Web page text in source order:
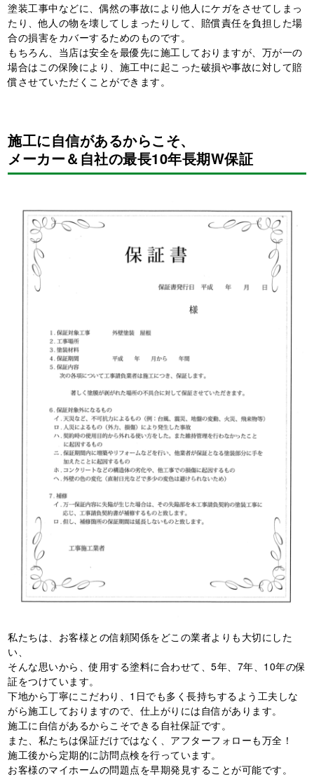
塗装工事中などに、偶然の事故により他人にケガをさせてしまっ
たり、他人の物を壊してしまったりして、賠償責任を負担した場
合の損害をカバーするためのものです。
もちろん、当店は安全を最優先に施工しておりますが、万が一の
場合はこの保険により、施工中に起こった破損や事故に対して賠
償させていただくことができます。
施工に自信があるからこそ、
メーカー＆自社の最長10年長期W保証
私たちは、お客様との信頼関係をどこの業者よりも大切にした
い、
そんな思いから、使用する塗料に合わせて、5年、7年、10年の保
証をつけています。
下地から丁寧にこだわり、1日でも多く長持ちするよう工夫しな
がら施工しておりますので、仕上がりには自信があります。
施工に自信があるからこそできる自社保証です。
また、私たちは保証だけではなく、アフターフォローも万全！
施工後から定期的に訪問点検を行っています。
お客様のマイホームの問題点を早期発見することが可能です。